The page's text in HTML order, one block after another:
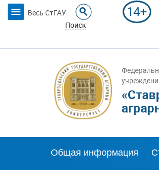
Весь СтГАУ
Поиск
14+
Общая информация